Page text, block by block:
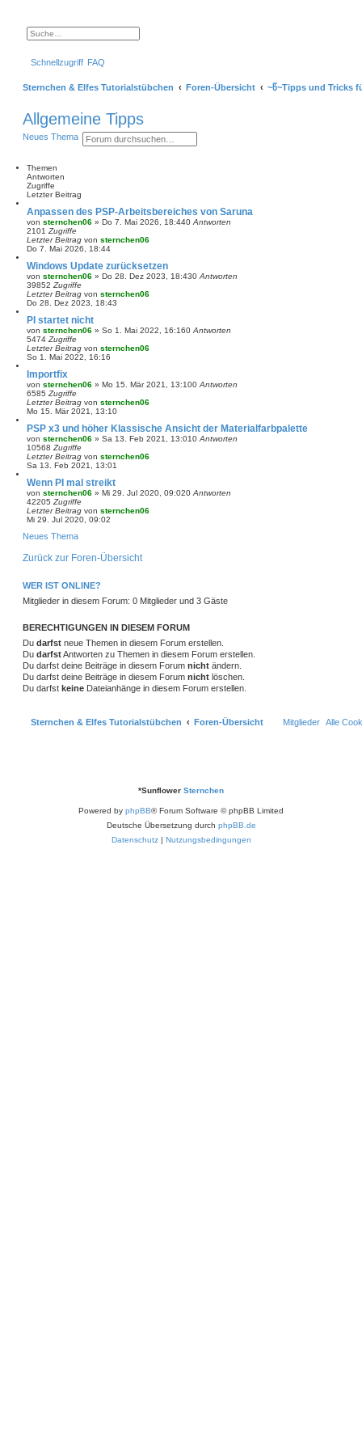
t
e
u
c
Schnellzugriff FAQ
Sternchen & Elfes Tutorialstübchen Foren-Übersicht ~წ~Tipps und Tricks
Allgemeine Tipps
Neues Thema S
u
E
r
t
e
u
c
h
e
Themen
Antworten
Zugriffe
Letzter Beitrag
Anpassen des PSP-Arbeitsbereiches von Saruna
von sternchen06 » Do 7. Mai 2026, 18:440 Antworten
2101 Zugriffe
Letzter Beitrag von sternchen06
Do 7. Mai 2026, 18:44
Windows Update zurücksetzen
von sternchen06 » Do 28. Dez 2023, 18:430 Antworten
39852 Zugriffe
Letzter Beitrag von sternchen06
Do 28. Dez 2023, 18:43
PI startet nicht
von sternchen06 » So 1. Mai 2022, 16:160 Antworten
5474 Zugriffe
Letzter Beitrag von sternchen06
So 1. Mai 2022, 16:16
Importfix
von sternchen06 » Mo 15. Mär 2021, 13:100 Antworten
6585 Zugriffe
Letzter Beitrag von sternchen06
Mo 15. Mär 2021, 13:10
PSP x3 und höher Klassische Ansicht der Materialfarbpalette
von sternchen06 » Sa 13. Feb 2021, 13:010 Antworten
10568 Zugriffe
Letzter Beitrag von sternchen06
Sa 13. Feb 2021, 13:01
Wenn PI mal streikt
von sternchen06 » Mi 29. Jul 2020, 09:020 Antworten
42205 Zugriffe
Letzter Beitrag von sternchen06
Mi 29. Jul 2020, 09:02
Neues Thema
Zurück zur Foren-Übersicht
WER IST ONLINE?
Mitglieder in diesem Forum: 0 Mitglieder und 3 Gäste
BERECHTIGUNGEN IN DIESEM FORUM
Du darfst neue Themen in diesem Forum erstellen.
Du darfstAntworten zu Themen in diesem Forum erstellen.
Du darfst deine Beiträge in diesem Forum nicht ändern.
Du darfst deine Beiträge in diesem Forum nicht löschen.
Du darfst keine Dateianhänge in diesem Forum erstellen.
Sternchen & Elfes Tutorialstübchen Foren-Übersicht Alle
Mitglieder
*Sunflower Sternchen
Powered by phpBB® Forum Software © phpBB Limited
Deutsche Übersetzung durch phpBB.de
Datenschutz| Nutzungsbedingungen